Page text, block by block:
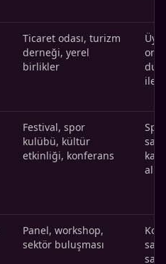
Ticaret odası, turizm
derneği, yerel
birlikler
Festival, spor
kulübü, kültür
etkinliği, konferans
Panel, workshop,
sektör buluşması